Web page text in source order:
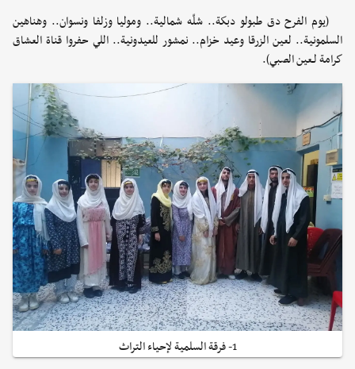
(يوم الفرح دق طبولو دبكة.. شلّه شمالية.. وموليا وزلفا ونسوان.. وهناهين
السلمونية.. لعين الزرقا وعيد خزام.. نمشور للعيدونية.. اللي حفروا قناة العشاق
كرامة لـعين الصبي).
1- فرقة السلمية لإحياء التراث